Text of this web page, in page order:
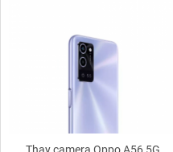
Thay camera Oppo A56 5G